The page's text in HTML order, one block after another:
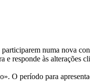
numa nova
responde às alterações
O período para